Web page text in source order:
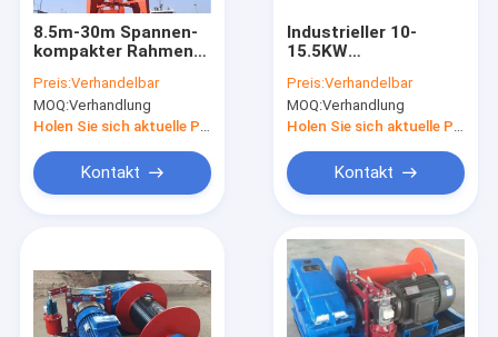
Startseite
Über uns
Fabrik Tour
8.5m-30m Spannen-
kompakter Rahmen-
For Loading
Preis:Verhandelbar
MOQ:Verhandlung
Holen Sie sich aktuelle Preis
Kontakt
Industrieller 10-
15.5KW
5T obenliegender
Crane Double Girder
Preis:Verhandelbar
MOQ:Verhandlung
Holen Sie sich aktuelle Preis
Kontakt